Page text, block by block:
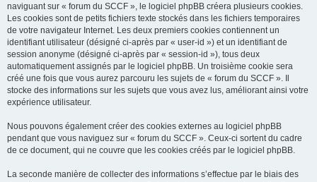
naviguant sur « forum du SCCF », le logiciel phpBB créera plusieurs cookies.
Les cookies sont de petits fichiers texte stockés dans les fichiers temporaires
de votre navigateur Internet. Les deux premiers cookies contiennent un
identifiant utilisateur (désigné ci-après par « user-id ») et un identifiant de
session anonyme (désigné ci-après par « session-id »), tous deux
automatiquement assignés par le logiciel phpBB. Un troisième cookie sera
créé une fois que vous aurez parcouru les sujets de « forum du SCCF ». Il
stocke des informations sur les sujets que vous avez lus, améliorant ainsi votre
expérience utilisateur.
Nous pouvons également créer des cookies externes au logiciel phpBB
pendant que vous naviguez sur « forum du SCCF ». Ceux-ci sortent du cadre
de ce document, qui ne couvre que les cookies créés par le logiciel phpBB.
La seconde manière de collecter des informations s’effectue par le biais des